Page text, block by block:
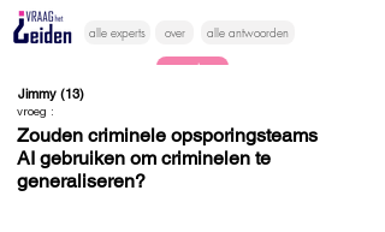
alle experts over alle antwoorden
vragen lessen
Vraag het
hier
Jimmy (13)
vroeg :
Zouden criminele opsporingsteams
AI gebruiken om criminelen te
generaliseren?